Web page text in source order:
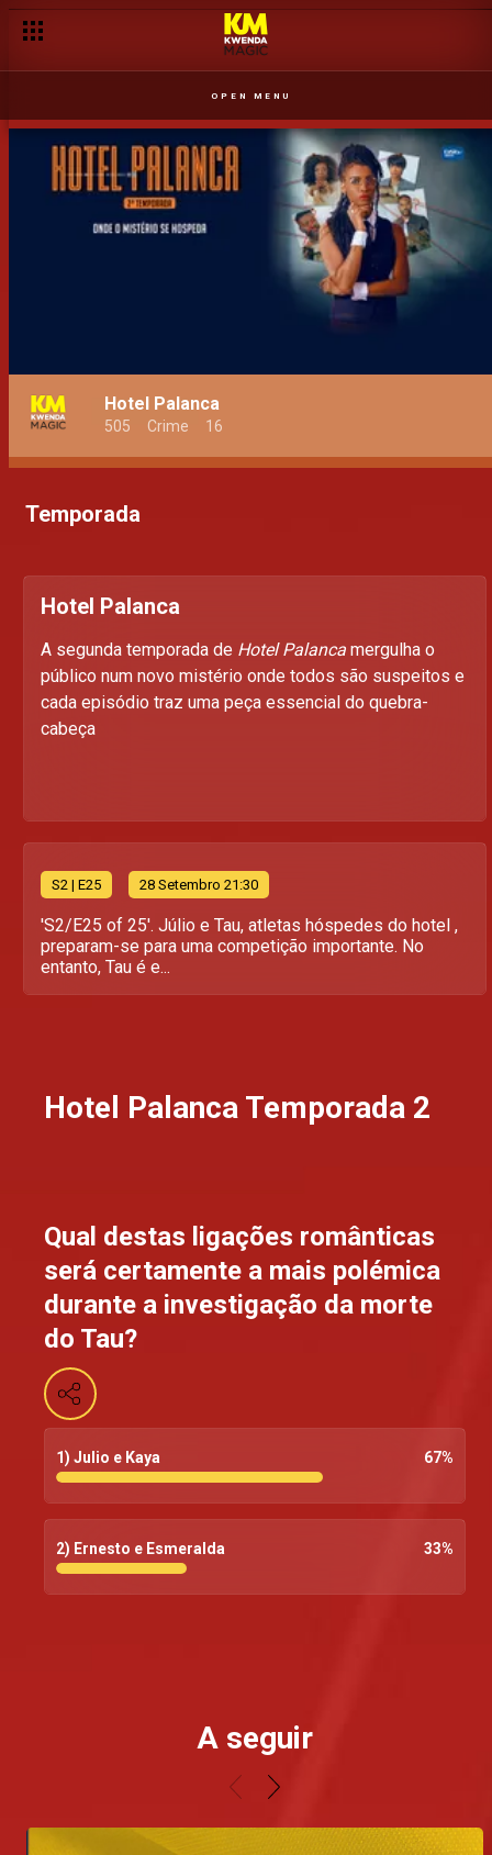
OPEN MENU
Hotel Palanca
505 Crime 16
Temporada
Hotel Palanca
A segunda temporada de Hotel Palanca mergulha o
público num novo mistério onde todos são suspeitos e
cada episódio traz uma peça essencial do quebra-
cabeça
S2 | E25 28 Setembro 21:30
'S2/E25 of 25'. Júlio e Tau, atletas hóspedes do hotel ,
preparam-se para uma competição importante. No
entanto, Tau é e...
Hotel Palanca Temporada 2
Qual destas ligações românticas
será certamente a mais polémica
durante a investigação da morte
do Tau?
1) Julio e Kaya 67%
2) Ernesto e Esmeralda 33%
A seguir